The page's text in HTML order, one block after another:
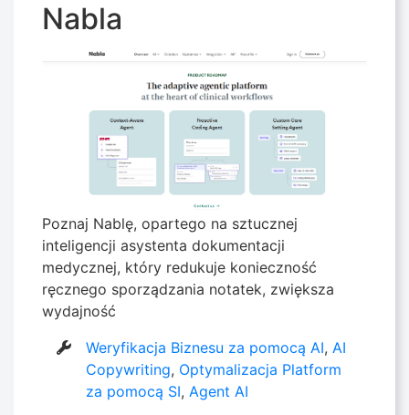
Nabla
Poznaj Nablę, opartego na sztucznej
inteligencji asystenta dokumentacji
medycznej, który redukuje konieczność
ręcznego sporządzania notatek, zwiększa
wydajność
Weryfikacja Biznesu za pomocą AI,AI
Copywriting, Optymalizacja Platform
za pomocą SI,Agent AI